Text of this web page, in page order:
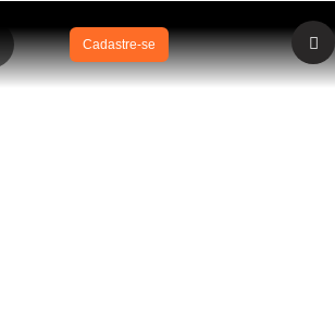
Cadastre-se